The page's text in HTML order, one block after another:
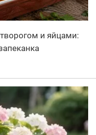
и яйцами: